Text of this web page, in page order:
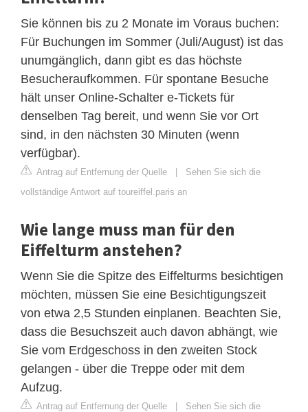
Sie können bis zu 2 Monate im Voraus buchen:
Für Buchungen im Sommer (Juli/August) ist das
unumgänglich, dann gibt es das höchste
Besucheraufkommen. Für spontane Besuche
hält unser Online-Schalter e-Tickets für
denselben Tag bereit, und wenn Sie vor Ort
sind, in den nächsten 30 Minuten (wenn
verfügbar).
Antrag auf Entfernung der Quelle | Sehen Sie sich die
vollständige Antwort auf toureiffel.paris an
Wie lange muss man für den
Eiffelturm anstehen?
Wenn Sie die Spitze des Eiffelturms besichtigen
möchten, müssen Sie eine Besichtigungszeit
von etwa 2,5 Stunden einplanen. Beachten Sie,
dass die Besuchszeit auch davon abhängt, wie
Sie vom Erdgeschoss in den zweiten Stock
gelangen - über die Treppe oder mit dem
Aufzug.
Antrag auf Entfernung der Quelle | Sehen Sie sich die